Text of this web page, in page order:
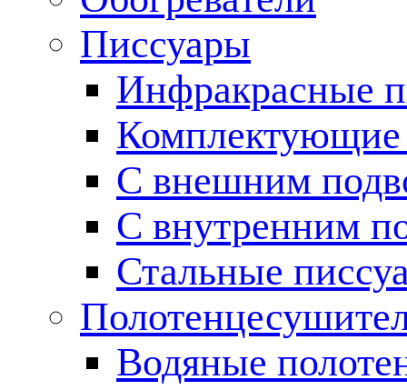
Писсуары
Инфракрасные
Комплектующие
С внешним
С внутренним
Стальные
Водяные